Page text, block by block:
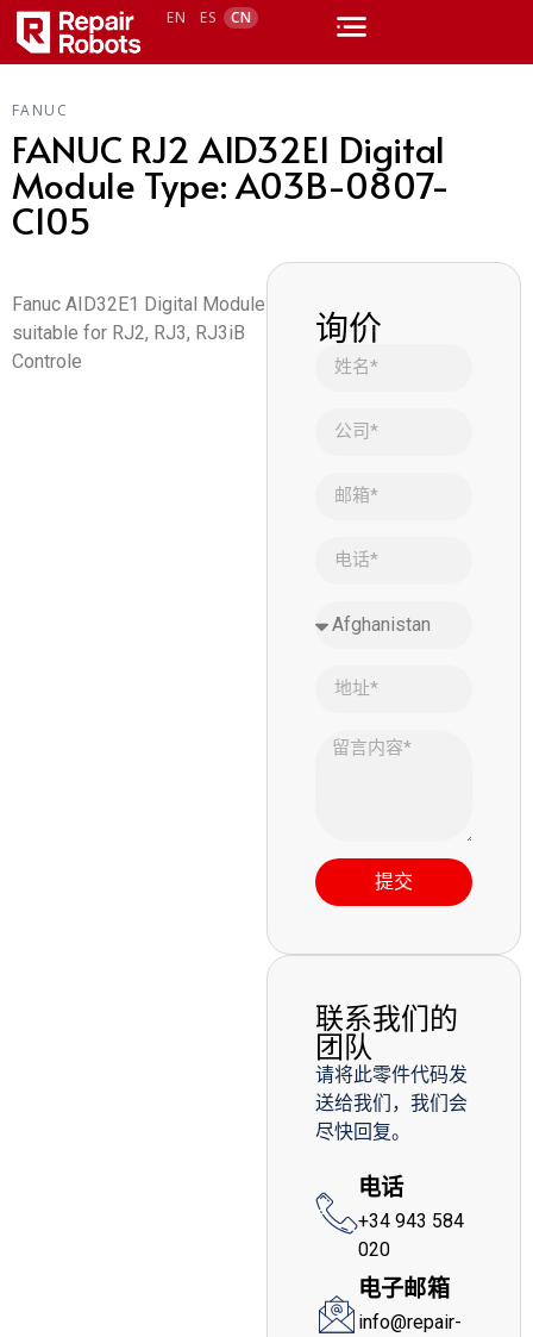
EN ES CN
FANUC
FANUC RJ2 AID32E1 Digital
Module Type: A03B-0807-
C105
Fanuc AID32E1 Digital Module
suitable for RJ2, RJ3, RJ3iB
Controle
询价
提交
联系我们的
团队
请将此零件代码发
送给我们，我们会
尽快回复。
电话
+34 943 584
020
电子邮箱
info@repair-